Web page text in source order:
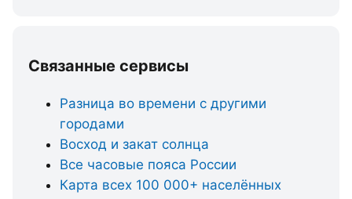
Связанные сервисы
Разница во времени с другими
городами
Восход и закат солнца
Все часовые пояса России
Карта всех 100 000+ населённых